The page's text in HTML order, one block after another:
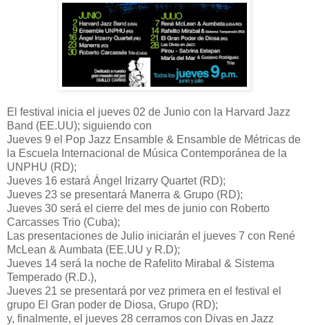
El festival inicia el jueves 02 de Junio con la Harvard Jazz
Band (EE.UU); siguiendo con
Jueves 9 el Pop Jazz Ensamble & Ensamble de Métricas de
la Escuela Internacional de Música Contemporánea de la
UNPHU (RD);
Jueves 16 estará Ángel Irizarry Quartet (RD);
Jueves 23 se presentará Manerra & Grupo (RD);
Jueves 30 será el cierre del mes de junio con Roberto
Carcasses Trio (Cuba);
Las presentaciones de Julio iniciarán el jueves 7 con René
McLean & Aumbata (EE.UU y R.D);
Jueves 14 será la noche de Rafelito Mirabal & Sistema
Temperado (R.D.),
Jueves 21 se presentará por vez primera en el festival el
grupo El Gran poder de Diosa, Grupo (RD);
y, finalmente, el jueves 28 cerramos con Divas en Jazz